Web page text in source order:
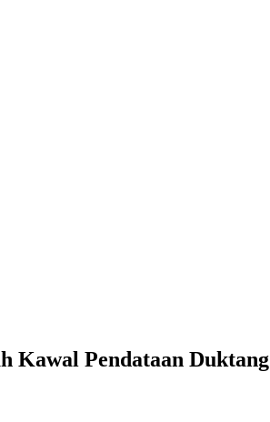
Kawal Pendataan Duktang